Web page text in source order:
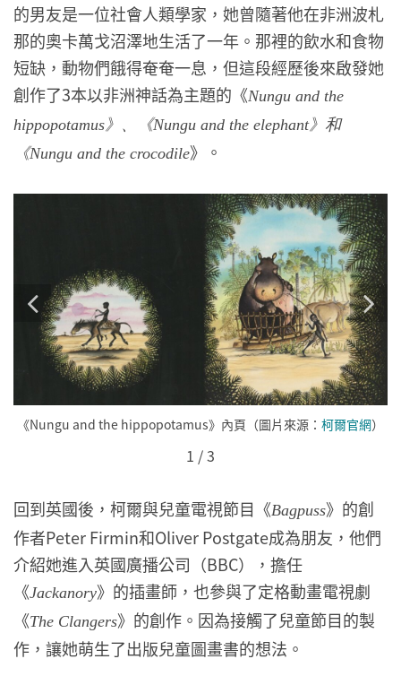
的男友是一位社會人類學家，她曾隨著他在非洲波札
那的奧卡萬戈沼澤地生活了一年。那裡的飲水和食物
短缺，動物們餓得奄奄一息，但這段經歷後來啟發她
創作了3本以非洲神話為主題的《Nungu and the
hippopotamus》、《Nungu and the elephant》和
《Nungu and the crocodile》。
《Nungu and the hippopotamus》內頁（圖片來源： 柯爾官網）
1 /3
回到英國後，柯爾與兒童電視節目《Bagpuss》的創
作者Peter Firmin和Oliver Postgate成為朋友，他們
介紹她進入英國廣播公司（BBC），擔任
《Jackanory》的插畫師，也參與了定格動畫電視劇
《The Clangers》的創作。因為接觸了兒童節目的製
作，讓她萌生了出版兒童圖畫書的想法。